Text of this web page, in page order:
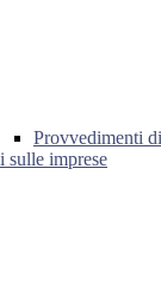
Provvedimenti
sulle imprese